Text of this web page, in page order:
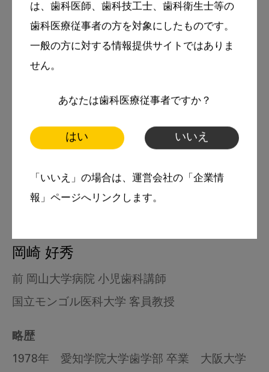
は、歯科医師、歯科技工士、歯科衛生士等の
歯科医療従事者の方を対象にしたものです。
一般の方に対する情報提供サイトではありま
せん。
あなたは歯科医療従事者ですか？
はい いいえ
「いいえ」の場合は、運営会社の「企業情
報」ページへリンクします。
岡崎 好秀
前 岡山大学病院 小児歯科講師
国立モンゴル医科大学 客員教授
略歴
1978年 愛知学院大学歯学部 卒業 大阪大学